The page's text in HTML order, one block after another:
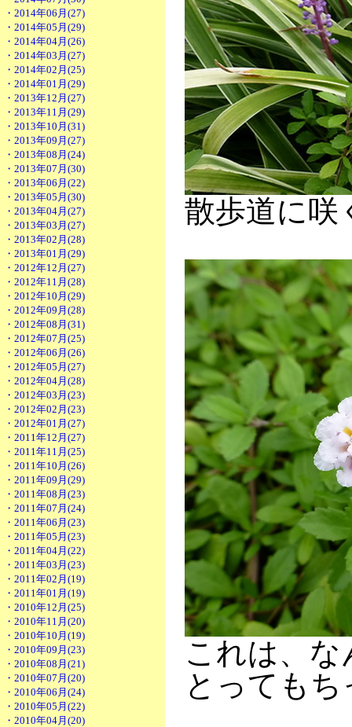
・2014年06月(27)
・2014年05月(29)
・2014年04月(26)
・2014年03月(27)
・2014年02月(25)
・2014年01月(29)
・2013年12月(27)
・2013年11月(29)
・2013年10月(31)
・2013年09月(27)
・2013年08月(24)
・2013年07月(30)
・2013年06月(22)
・2013年05月(30)
・2013年04月(27)
・2013年03月(27)
・2013年02月(28)
・2013年01月(29)
・2012年12月(27)
・2012年11月(28)
・2012年10月(29)
・2012年09月(28)
・2012年08月(31)
・2012年07月(25)
・2012年06月(26)
・2012年05月(27)
・2012年04月(28)
・2012年03月(23)
・2012年02月(23)
・2012年01月(27)
・2011年12月(27)
・2011年11月(25)
・2011年10月(26)
・2011年09月(29)
・2011年08月(23)
・2011年07月(24)
・2011年06月(23)
・2011年05月(23)
・2011年04月(22)
・2011年03月(23)
・2011年02月(19)
・2011年01月(19)
・2010年12月(25)
・2010年11月(20)
・2010年10月(19)
・2010年09月(23)
・2010年08月(21)
・2010年07月(20)
・2010年06月(24)
・2010年05月(22)
・2010年04月(20)
散歩道に
これは、
とっても